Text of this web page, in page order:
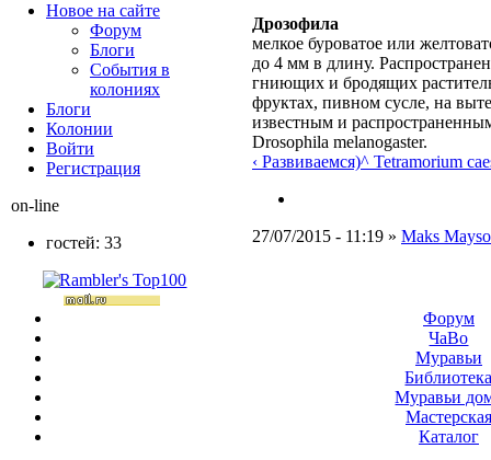
Дрозофила
мелкое буроватое или
до 4 мм в длину.
гниющих и бродящих
фруктах, пивном сусле, на
известным и
Drosophila melanogaster.
‹ Развиваемся)^ Tetramorium
27/07/2015 - 11:19 » Maks
Новое на сайте
Форум
Блоги
События в
колониях
Блоги
Колонии
Войти
Peгиcтpaция
on-line
гостей: 33
Форум
ЧаВо
Муравьи
Муравьи
Мастерская
Каталог